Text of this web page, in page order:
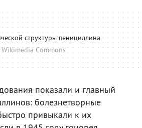
структуры пенициллина
Commons
показали и главный
болезнетворные
привыкали к их